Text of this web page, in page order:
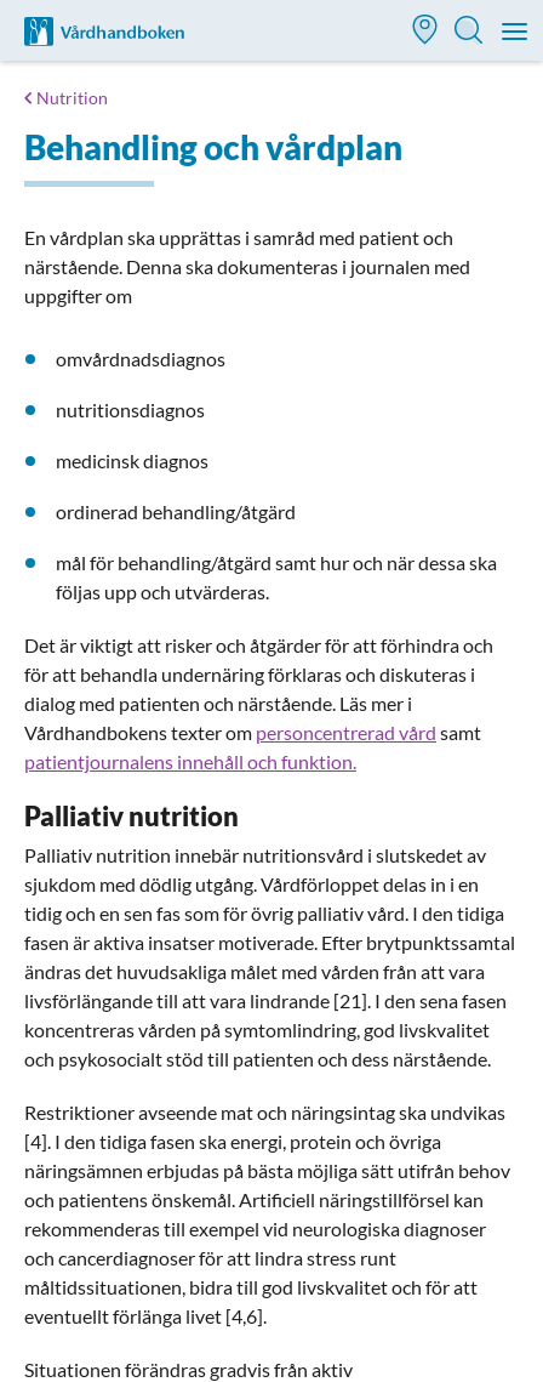
Till startsidan för Vårdhandboken
Nutrition
Behandling och vårdplan
En vårdplan ska upprättas i samråd med patient och
närstående. Denna ska dokumenteras i journalen med
uppgifter om
omvårdnadsdiagnos
nutritionsdiagnos
medicinsk diagnos
ordinerad behandling/åtgärd
mål för behandling/åtgärd samt hur och när dessa ska
följas upp och utvärderas.
Det är viktigt att risker och åtgärder för att förhindra och
för att behandla undernäring förklaras och diskuteras i
dialog med patienten och närstående. Läs mer i
Vårdhandbokens texter om personcentrerad vård samt
patientjournalens innehåll och funktion.
Palliativ nutrition
Palliativ nutrition innebär nutritionsvård i slutskedet av
sjukdom med dödlig utgång. Vårdförloppet delas in i en
tidig och en sen fas som för övrig palliativ vård. I den tidiga
fasen är aktiva insatser motiverade. Efter brytpunktssamtal
ändras det huvudsakliga målet med vården från att vara
livsförlängande till att vara lindrande [21]. I den sena fasen
koncentreras vården på symtomlindring, god livskvalitet
och psykosocialt stöd till patienten och dess närstående.
Restriktioner avseende mat och näringsintag ska undvikas
[4]. I den tidiga fasen ska energi, protein och övriga
näringsämnen erbjudas på bästa möjliga sätt utifrån behov
och patientens önskemål. Artificiell näringstillförsel kan
rekommenderas till exempel vid neurologiska diagnoser
och cancerdiagnoser för att lindra stress runt
måltidssituationen, bidra till god livskvalitet och för att
eventuellt förlänga livet [4,6].
Situationen förändras gradvis från aktiv